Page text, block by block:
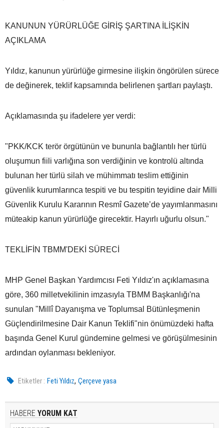
KANUNUN YÜRÜRLÜĞE GİRİŞ ŞARTINA İLİŞKİN
AÇIKLAMA
Yıldız, kanunun yürürlüğe girmesine ilişkin öngörülen sürece
de değinerek, teklif kapsamında belirlenen şartları paylaştı.
Açıklamasında şu ifadelere yer verdi:
"PKK/KCK terör örgütünün ve bununla bağlantılı her türlü
oluşumun fiili varlığına son verdiğinin ve kontrolü altında
bulunan her türlü silah ve mühimmatı teslim ettiğinin
güvenlik kurumlarınca tespiti ve bu tespitin teyidine dair Milli
Güvenlik Kurulu Kararının Resmî Gazete’de yayımlanmasını
müteakip kanun yürürlüğe girecektir. Hayırlı uğurlu olsun."
TEKLİFİN TBMM'DEKİ SÜRECİ
MHP Genel Başkan Yardımcısı Feti Yıldız'ın açıklamasına
göre, 360 milletvekilinin imzasıyla TBMM Başkanlığı'na
sunulan "Millî Dayanışma ve Toplumsal Bütünleşmenin
Güçlendirilmesine Dair Kanun Teklifi"nin önümüzdeki hafta
başında Genel Kurul gündemine gelmesi ve görüşülmesinin
ardından oylanması bekleniyor.
Etiketler : Feti Yıldız,Çerçeve yasa
HABERE YORUM KAT